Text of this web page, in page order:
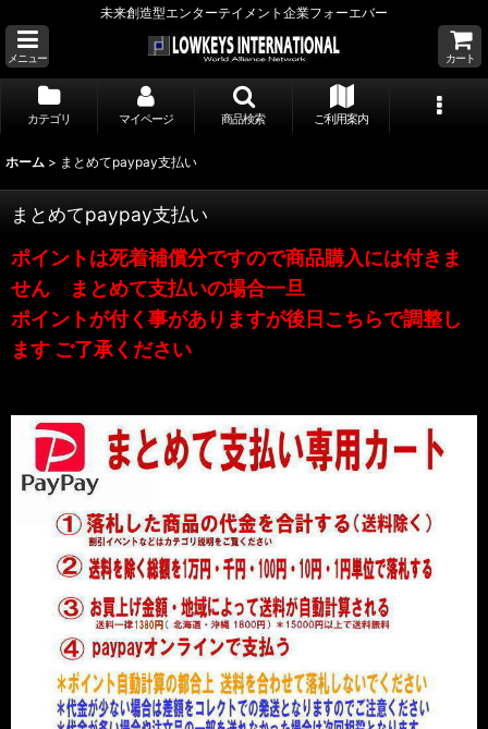
未来創造型エンターテイメント企業フォーエバー
メニュー カート
カテゴリ マイページ 商品検索 ご利用案内
ホーム > まとめてpaypay支払い
まとめてpaypay支払い
ポイントは死着補償分ですので商品購入には付きま
せん まとめて支払いの場合一旦
ポイントが付く事がありますが後日こちらで調整し
ます ご了承ください